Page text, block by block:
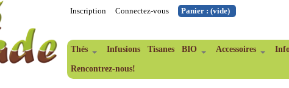
Inscription Connectez-vous Panier :(vide)
Thés Infusions Tisanes BIO Accessoires
Rencontrez-nous!